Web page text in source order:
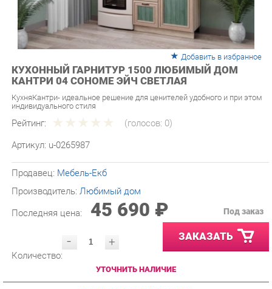
Добавить в избранное
КУХОННЫЙ ГАРНИТУР 1500 ЛЮБИМЫЙ ДОМ
КАНТРИ 04 СОНОМЕ ЭЙЧ СВЕТЛАЯ
КухняКантри- идеальное решение для ценителей удобного и при этом
Рейтинг:
Артикул: u-0265987
Производитель:Любимый дом
Последняя цена: 45 690 ₽
- ЗАКАЗАТЬ
УТОЧНИТЬ НАЛИЧИЕ
ПРИГЛАСИТЬ ЗАМЕРЩИКА